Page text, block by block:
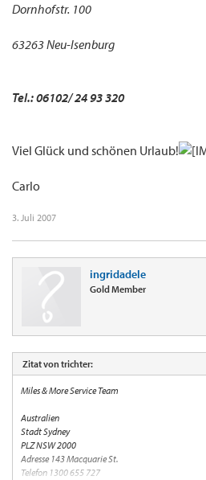
Dornhofstr. 100
63263 Neu-Isenburg
Tel.: 06102/ 24 93 320
Viel Glück und schönen Urlaub!
Carlo
3. Juli 2007
ingridadele
Gold Member
Zitat von trichter:
Miles & More Service Team
Australien
Stadt Sydney
PLZ NSW 2000
Adresse 143 Macquarie St.
Telefon 1300 655 727